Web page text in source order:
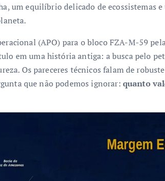
um equilíbrio delicado de ecossistemas
(APO) para o bloco FZA-M-59
em uma história antiga: a busca pelo
Os pareceres técnicos falam de
que não podemos ignorar: quanto